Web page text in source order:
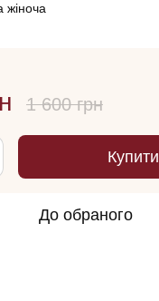
жіноча
1 600 грн
Купити
До обраного